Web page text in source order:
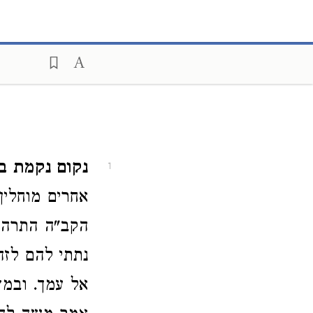
1
נקום נקמת
אחרים
הקב"ה
נתתי להם
אל עמך.